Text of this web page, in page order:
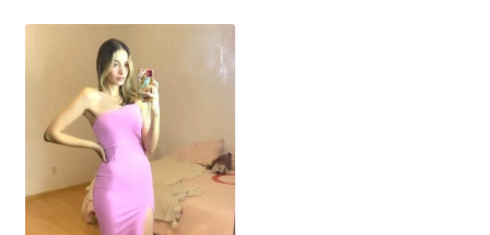
PRODUCTO
MÚLTIPLES
VARIANTES.
OPCIONES